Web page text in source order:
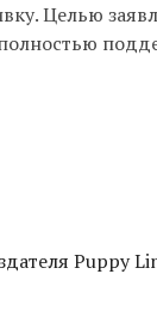
Целью
Puppy